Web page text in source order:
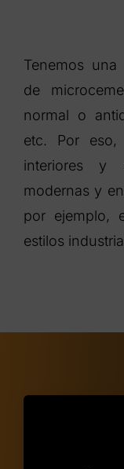
Tenemos
de
normal o
etc. Por eso,
interiores y
modernas y
por ejemplo,
estilos